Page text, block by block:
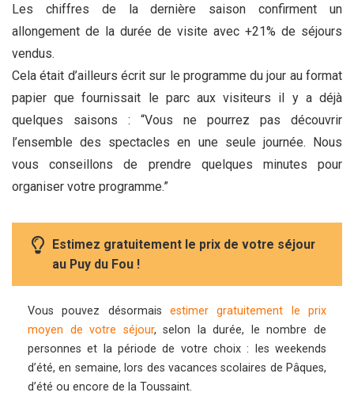
Les chiffres de la dernière saison confirment un
allongement de la durée de visite avec +21% de séjours
vendus.
Cela était d’ailleurs écrit sur le programme du jour au format
papier que fournissait le parc aux visiteurs il y a déjà
quelques saisons : “Vous ne pourrez pas découvrir
l’ensemble des spectacles en une seule journée. Nous
vous conseillons de prendre quelques minutes pour
organiser votre programme.”
Estimez gratuitement le prix de votre séjour
au Puy du Fou !
Vous pouvez désormais estimer gratuitement le prix
moyen de votre séjour, selon la durée, le nombre de
personnes et la période de votre choix : les weekends
d’été, en semaine, lors des vacances scolaires de Pâques,
d’été ou encore de la Toussaint.